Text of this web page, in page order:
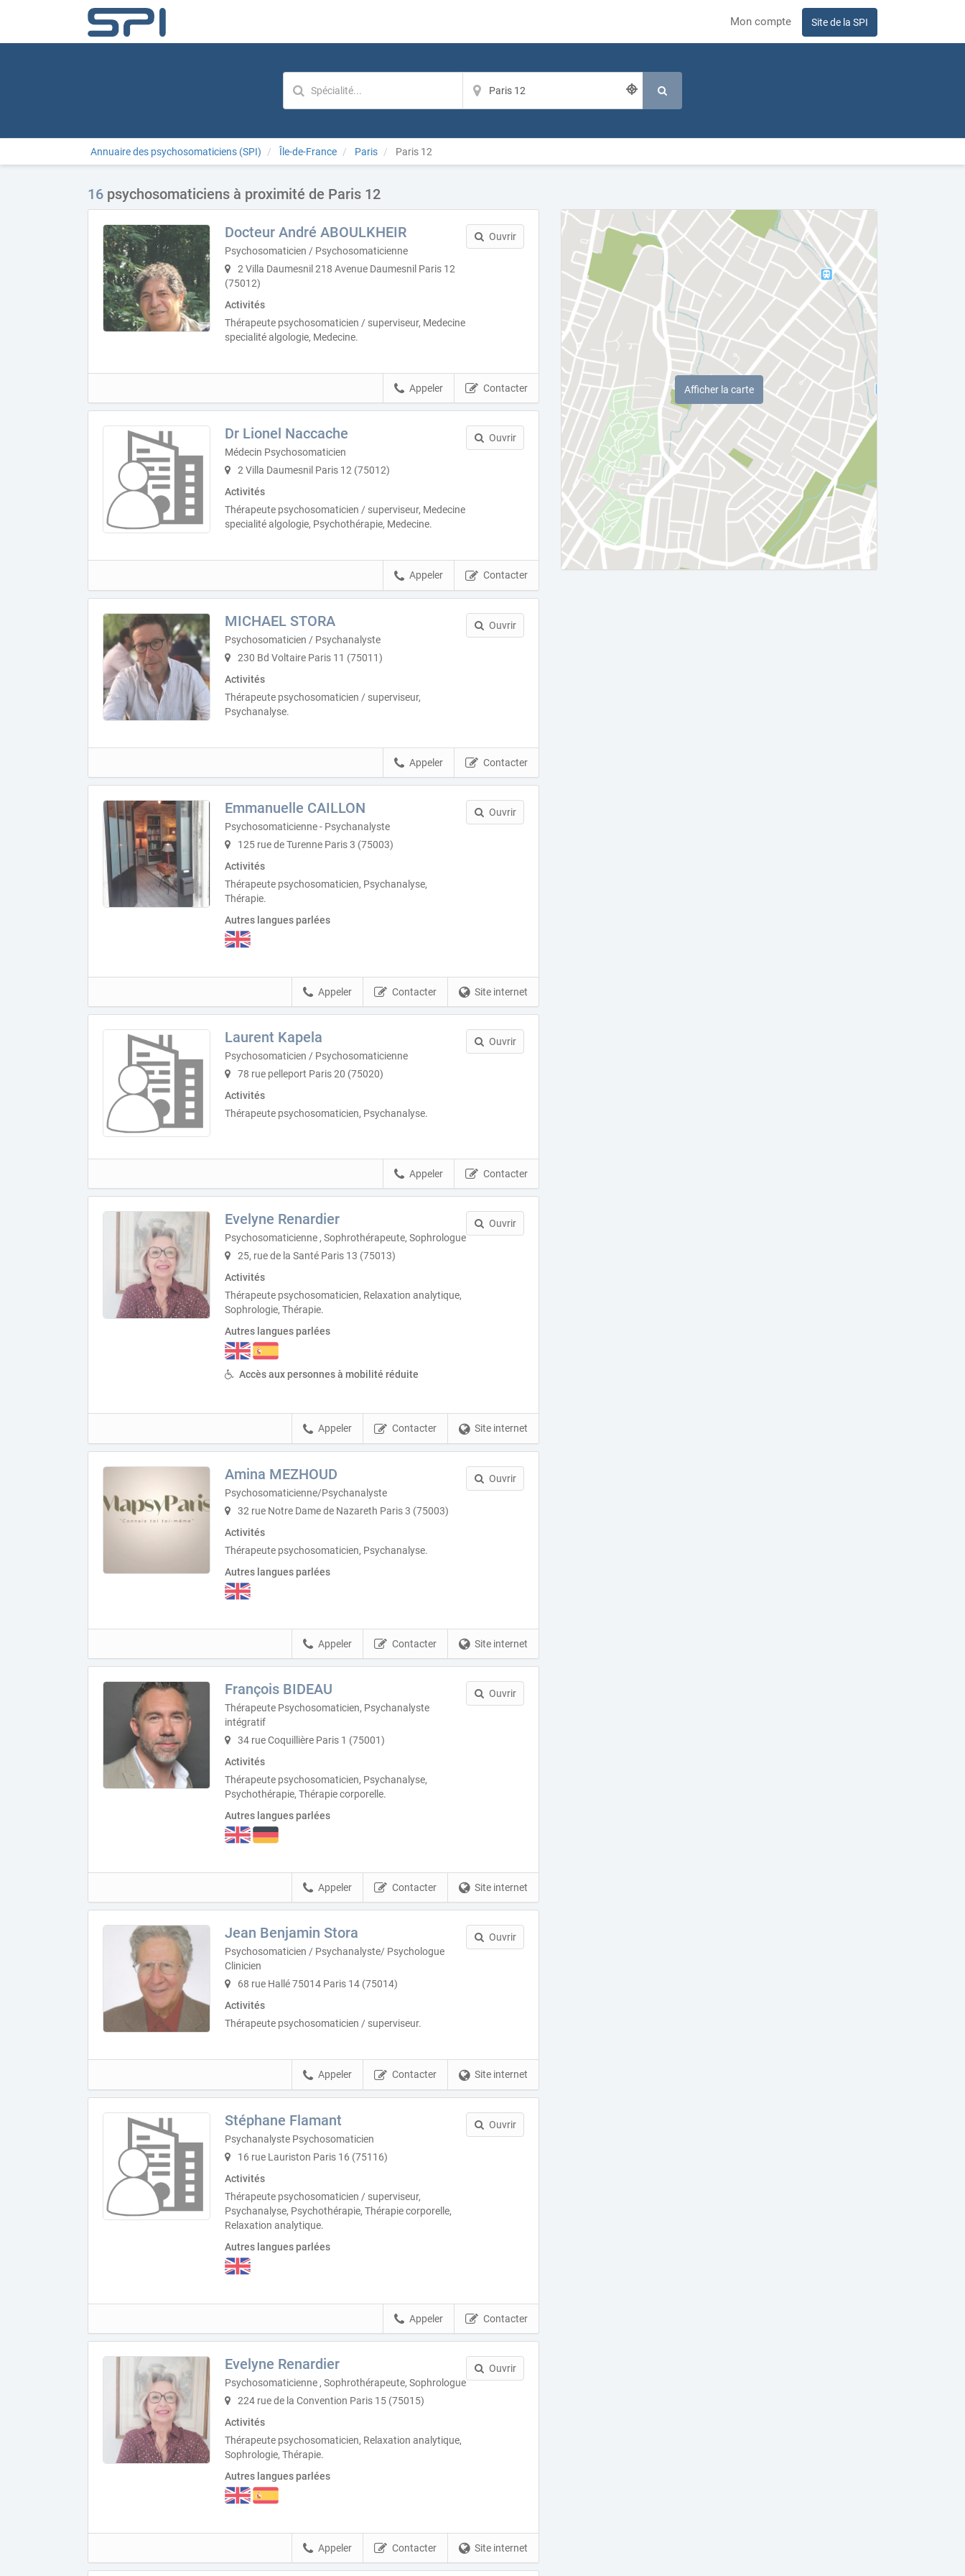
Mon compte Site de la SPI
Annuaire des psychosomaticiens (SPI) Île-de-France Paris Paris 12
16 psychosomaticiens à proximité de Paris 12
Docteur André ABOULKHEIR
Psychosomaticien / Psychosomaticienne
2 Villa Daumesnil 218 Avenue Daumesnil Paris 12
(75012)
Activités
Thérapeute psychosomaticien / superviseur, Medecine
specialité algologie, Medecine.
Ouvrir
Contacter
Appeler
Dr Lionel Naccache
Médecin Psychosomaticien
2 Villa Daumesnil Paris 12 (75012)
Activités
Thérapeute psychosomaticien / superviseur, Medecine
specialité algologie, Psychothérapie, Medecine.
Ouvrir
Contacter
Appeler
MICHAEL STORA
Psychosomaticien / Psychanalyste
230 Bd Voltaire Paris 11 (75011)
Activités
Thérapeute psychosomaticien / superviseur,
Psychanalyse.
Ouvrir
Contacter
Appeler
Emmanuelle CAILLON
Psychosomaticienne - Psychanalyste
125 rue de Turenne Paris 3 (75003)
Activités
Thérapeute psychosomaticien, Psychanalyse,
Thérapie.
Autres langues parlées
Ouvrir
Site internet
Contacter
Appeler
Laurent Kapela
Psychosomaticien / Psychosomaticienne
78 rue pelleport Paris 20 (75020)
Activités
Thérapeute psychosomaticien, Psychanalyse.
Ouvrir
Contacter
Appeler
Evelyne Renardier
Psychosomaticienne , Sophrothérapeute, Sophrologue
25, rue de la Santé Paris 13 (75013)
Activités
Thérapeute psychosomaticien, Relaxation analytique,
Sophrologie, Thérapie.
Autres langues parlées
Accès aux personnes à mobilité réduite
Ouvrir
Site internet
Contacter
Appeler
Amina MEZHOUD
Psychosomaticienne/Psychanalyste
32 rue Notre Dame de Nazareth Paris 3 (75003)
Activités
Thérapeute psychosomaticien, Psychanalyse.
Autres langues parlées
Ouvrir
Site internet
Contacter
Appeler
François BIDEAU
Thérapeute Psychosomaticien, Psychanalyste
intégratif
34 rue Coquillière Paris 1 (75001)
Activités
Thérapeute psychosomaticien, Psychanalyse,
Psychothérapie, Thérapie corporelle.
Autres langues parlées
Ouvrir
Site internet
Contacter
Appeler
Jean Benjamin Stora
Psychosomaticien / Psychanalyste/ Psychologue
Clinicien
68 rue Hallé 75014 Paris 14 (75014)
Activités
Thérapeute psychosomaticien / superviseur.
Ouvrir
Site internet
Contacter
Appeler
Stéphane Flamant
Psychanalyste Psychosomaticien
16 rue Lauriston Paris 16 (75116)
Activités
Thérapeute psychosomaticien / superviseur,
Psychanalyse, Psychothérapie, Thérapie corporelle,
Relaxation analytique.
Autres langues parlées
Ouvrir
Contacter
Appeler
Evelyne Renardier
Psychosomaticienne , Sophrothérapeute, Sophrologue
224 rue de la Convention Paris 15 (75015)
Activités
Thérapeute psychosomaticien, Relaxation analytique,
Sophrologie, Thérapie.
Autres langues parlées
Ouvrir
Site internet
Contacter
Appeler
Afficher la carte